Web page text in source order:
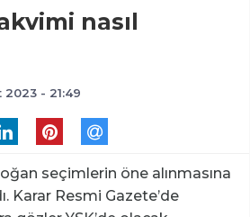
nasıl
2023 - 21:49
seçimlerin öne alınmasına
Karar Resmi Gazete’de